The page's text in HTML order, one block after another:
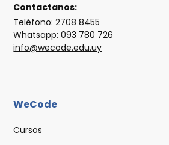
Contactanos:
Teléfono: 2708 8455
Whatsapp: 093 780 726
info@wecode.edu.uy
WeCode
Cursos